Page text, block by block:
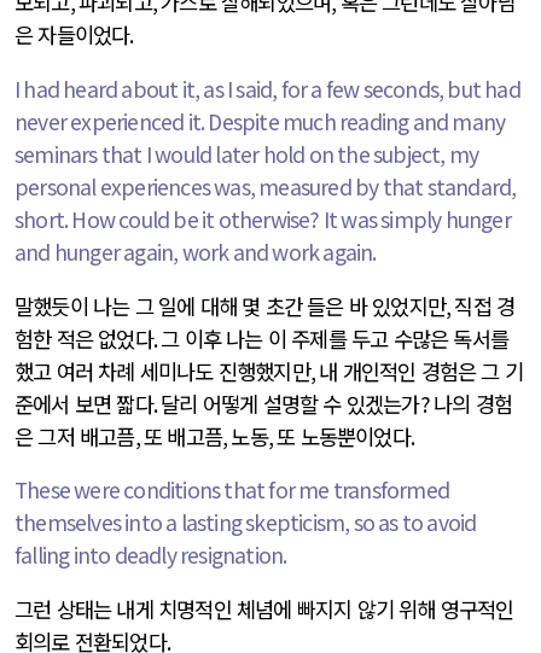
은 자들이었다.
I had heard about it, as I said, for a few seconds, but had
never experienced it. Despite much reading and many
seminars that I would later hold on the subject, my
personal experiences was, measured by that standard,
short. How could be it otherwise? It was simply hunger
and hunger again, work and work again.
말했듯이 나는 그 일에 대해 몇 초간 들은 바 있었지만,직접 경
험한 적은 없었다.그 이후 나는 이 주제를 두고 수많은 독서를
했고 여러 차례 세미나도 진행했지만,내 개인적인 경험은 그 기
준에서 보면 짧다.달리 어떻게 설명할 수 있겠는가?나의 경험
은 그저 배고픔,또 배고픔,노동,또 노동뿐이었다.
These were conditions that for me transformed
themselves into a lasting skepticism, so as to avoid
falling into deadly resignation.
그런 상태는 내게 치명적인 체념에 빠지지 않기 위해 영구적인
회의로 전환되었다.